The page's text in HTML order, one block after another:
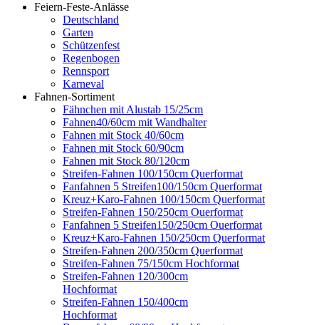
Feiern-Feste-Anlässe
Deutschland
Garten
Schützenfest
Regenbogen
Rennsport
Karneval
Fahnen-Sortiment
Fähnchen mit Alustab 15/25cm
Fahnen40/60cm mit Wandhalter
Fahnen mit Stock 40/60cm
Fahnen mit Stock 60/90cm
Fahnen mit Stock 80/120cm
Streifen-Fahnen 100/150cm Querformat
Fanfahnen 5 Streifen100/150cm Querformat
Kreuz+Karo-Fahnen 100/150cm Querformat
Streifen-Fahnen 150/250cm Ouerformat
Fanfahnen 5 Streifen150/250cm Ouerformat
Kreuz+Karo-Fahnen 150/250cm Querformat
Streifen-Fahnen 200/350cm Querformat
Streifen-Fahnen 75/150cm Hochformat
Streifen-Fahnen 120/300cm
Hochformat
Streifen-Fahnen 150/400cm
Hochformat